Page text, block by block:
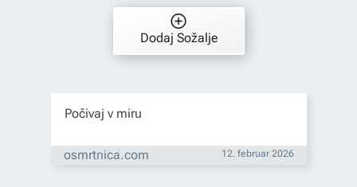
Dodaj Sožalje
Počivaj v miru
osmrtnica.com 12. februar 2026